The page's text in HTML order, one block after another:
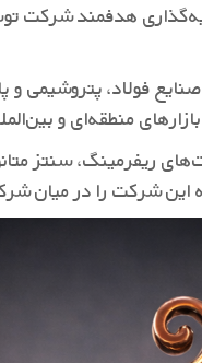
هدفمند شرکت
فولاد، پتروشیمی
منطقه‌ای و
ریفرمینگ، سنتز
این شرکت را در میان